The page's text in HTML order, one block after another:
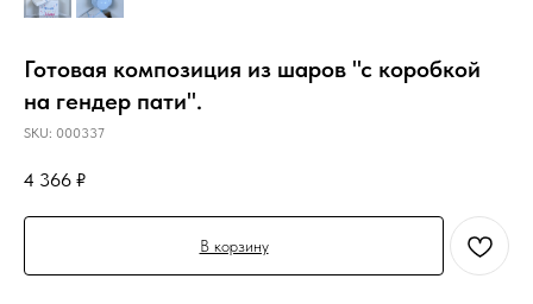
Готовая композиция из шаров "с коробкой
на гендер пати".
SKU: 000337
4 366 ₽
В корзину